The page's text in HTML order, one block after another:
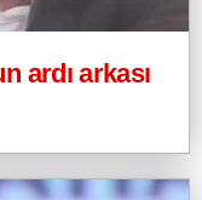
ardı arkası